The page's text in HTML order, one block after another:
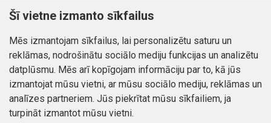
Preču atgriešana
Mans profils
Pasūtījumi
Atteikuma tiesības
Kontakti
Šī vietne izmanto sīkfailus
Mēs izmantojam sīkfailus, lai personalizētu saturu un
reklāmas, nodrošinātu sociālo mediju funkcijas un analizētu
datplūsmu. Mēs arī kopīgojam informāciju par to, kā jūs
izmantojat mūsu vietni, ar mūsu sociālo mediju, reklāmas un
analīzes partneriem. Jūs piekrītat mūsu sīkfailiem, ja
turpināt izmantot mūsu vietni.